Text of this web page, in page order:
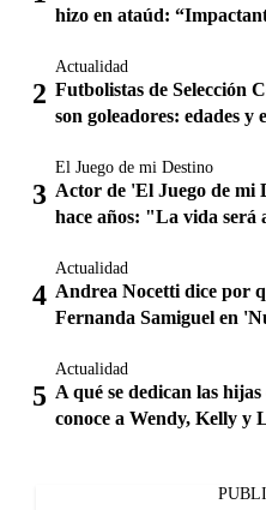
hizo en ataúd:
Actualidad
Futbolistas de Selección
son goleadores: edades y
El Juego de mi Destino
Actor de 'El Juego de mi
hace años: "La vida será
Actualidad
Andrea Nocetti dice por
Fernanda Samiguel en
Actualidad
A qué se dedican las
conoce a Wendy, Kelly y